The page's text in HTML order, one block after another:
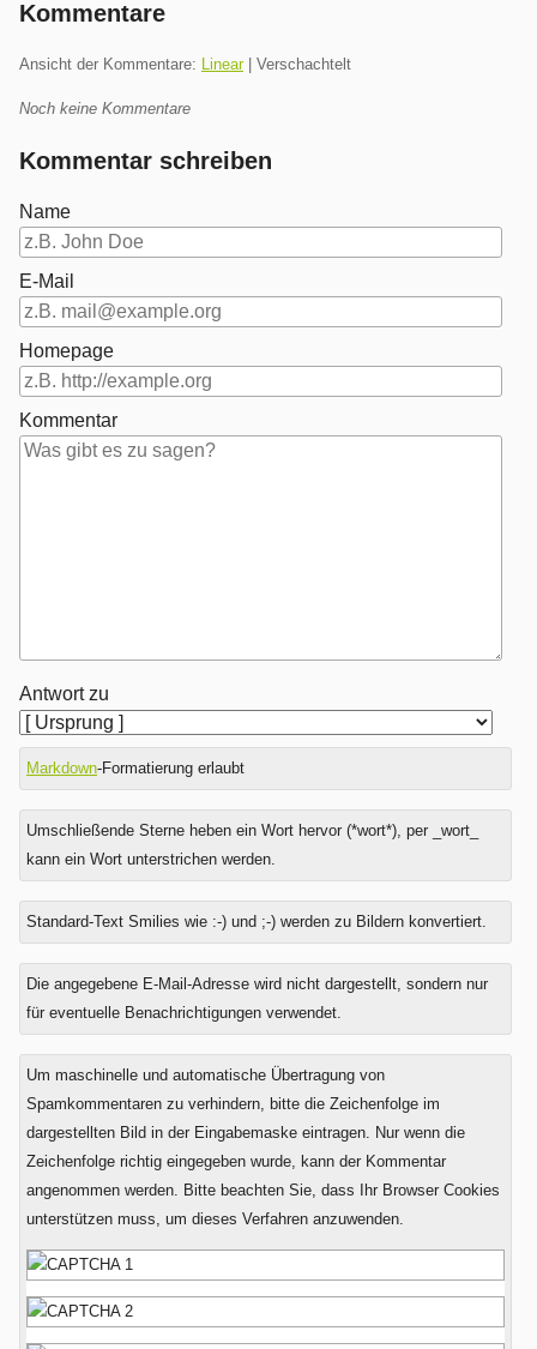
Kommentare
Ansicht der Kommentare: Linear| Verschachtelt
Noch keine Kommentare
Kommentar schreiben
Name
E-Mail
Homepage
Kommentar
Antwort zu
Markdown-Formatierung erlaubt
Umschließende Sterne heben ein Wort hervor (*wort*), per _wort_
kann ein Wort unterstrichen werden.
Standard-Text Smilies wie :-) und ;-) werden zu Bildern konvertiert.
Was
ist
Vier
plus
Die angegebene E-Mail-Adresse wird nicht dargestellt, sondern nur
für eventuelle Benachrichtigungen verwendet.
Um maschinelle und automatische Übertragung von
Spamkommentaren zu verhindern, bitte die Zeichenfolge im
dargestellten Bild in der Eingabemaske eintragen. Nur wenn die
Zeichenfolge richtig eingegeben wurde, kann der Kommentar
angenommen werden. Bitte beachten Sie, dass Ihr Browser Cookies
unterstützen muss, um dieses Verfahren anzuwenden.